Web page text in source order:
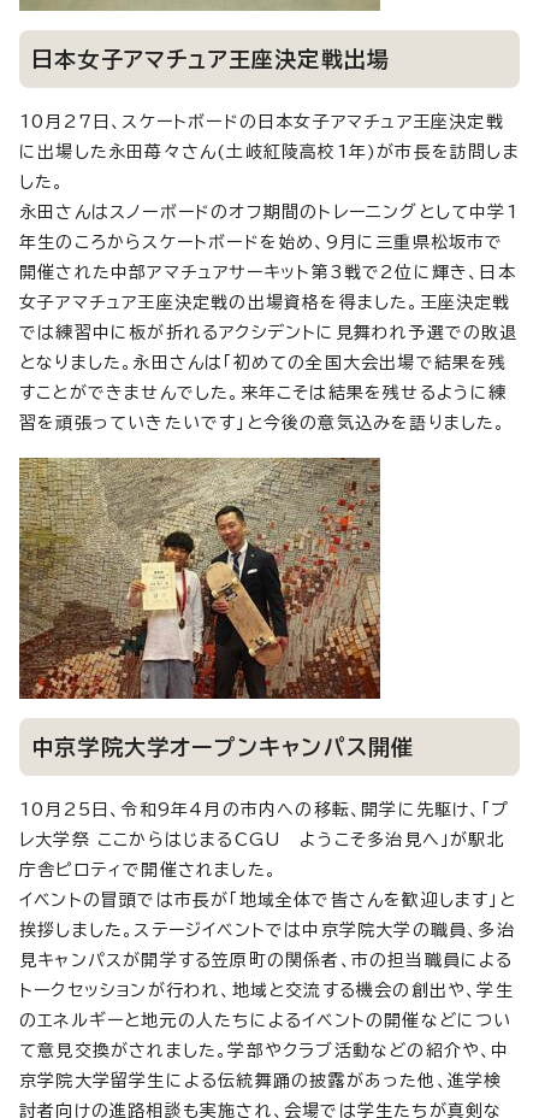
日本女子アマチュア王座決定戦出場
10月27日、スケートボードの日本女子アマチュア王座決定戦
に出場した永田苺々さん(土岐紅陵高校1年)が市長を訪問しま
した。
永田さんはスノーボードのオフ期間のトレーニングとして中学1
年生のころからスケートボードを始め、9月に三重県松坂市で
開催された中部アマチュアサーキット第3戦で2位に輝き、日本
女子アマチュア王座決定戦の出場資格を得ました。王座決定戦
では練習中に板が折れるアクシデントに見舞われ予選での敗退
となりました。永田さんは「初めての全国大会出場で結果を残
すことができませんでした。来年こそは結果を残せるように練
習を頑張っていきたいです」と今後の意気込みを語りました。
中京学院大学オープンキャンパス開催
10月25日、令和9年4月の市内への移転、開学に先駆け、「プ
レ大学祭 ここからはじまるCGU ようこそ多治見へ」が駅北
庁舎ピロティで開催されました。
イベントの冒頭では市長が「地域全体で皆さんを歓迎します」と
挨拶しました。ステージイベントでは中京学院大学の職員、多治
見キャンパスが開学する笠原町の関係者、市の担当職員による
トークセッションが行われ、地域と交流する機会の創出や、学生
のエネルギーと地元の人たちによるイベントの開催などについ
て意見交換がされました。学部やクラブ活動などの紹介や、中
京学院大学留学生による伝統舞踊の披露があった他、進学検
討者向けの進路相談も実施され、会場では学生たちが真剣な